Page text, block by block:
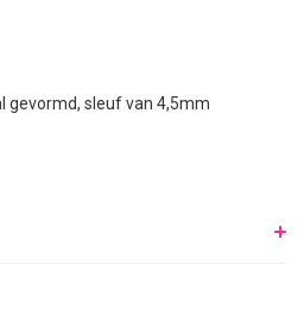
gevormd, sleuf van 4,5mm